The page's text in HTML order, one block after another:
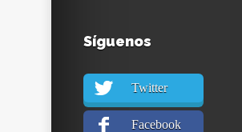
Síguenos
Twitter
Facebook